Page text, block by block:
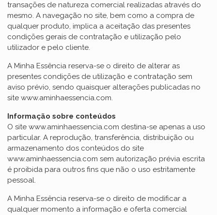
transações de natureza comercial realizadas através do
mesmo. A navegação no site, bem como a compra de
qualquer produto, implica a aceitação das presentes
condições gerais de contratação e utilização pelo
utilizador e pelo cliente.
A Minha Essência reserva-se o direito de alterar as
presentes condições de utilização e contratação sem
aviso prévio, sendo quaisquer alterações publicadas no
site www.aminhaessencia.com.
Informação sobre conteúdos
O site www.aminhaessencia.com destina-se apenas a uso
particular. A reprodução, transferência, distribuição ou
armazenamento dos conteúdos do site
www.aminhaessencia.com sem autorização prévia escrita
é proibida para outros fins que não o uso estritamente
pessoal.
A Minha Essência reserva-se o direito de modificar a
qualquer momento a informação e oferta comercial